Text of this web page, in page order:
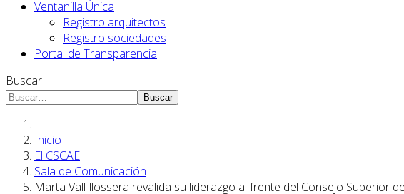
Ventanilla Única
Registro arquitectos
Registro sociedades
Portal de Transparencia
Buscar
Buscar
Inicio
El CSCAE
Sala de Comunicación
Marta Vall-llossera revalida su liderazgo al frente del Consejo Superior